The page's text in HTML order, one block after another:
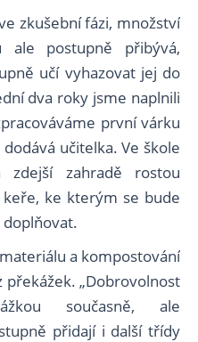
zkušební fázi, množství
ale postupně přibývá,
učí vyhazovat jej do
dva roky jsme naplnili
první várku
učitelka. Ve škole
zahradě rostou
ke kterým se bude
a kompostování
překážek. „Dobrovolnost
současně, ale
přidají i další třídy